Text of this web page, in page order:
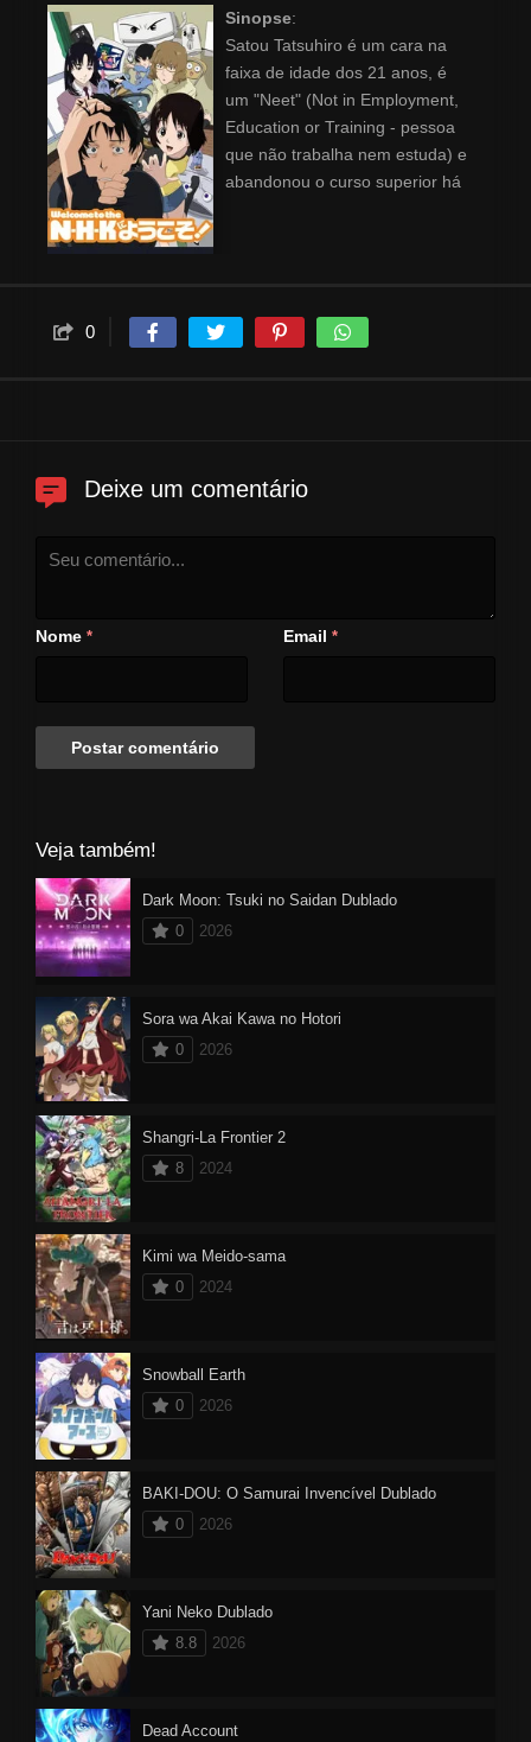
Sinopse:
Satou Tatsuhiro é um cara na
faixa de idade dos 21 anos, é
um "Neet" (Not in Employment,
Education or Training - pessoa
que não trabalha nem estuda) e
abandonou o curso superior há
Dessa forma o personagem
acabou se prendendo em um
Kyokai)". No entanto, Satou
um contrato para participar
é Kaoru Yamazaki, um antigo
momentos mais hilários da
0
Deixe um comentário
Nome * Email *
Veja também!
Dark Moon: Tsuki no Saidan Dublado
0
2026
Sora wa Akai Kawa no Hotori
0
2026
Shangri-La Frontier 2
8
2024
Kimi wa Meido-sama
0
2024
Snowball Earth
0
2026
BAKI-DOU: O Samurai Invencível Dublado
0
2026
Yani Neko Dublado
8.8
2026
Dead Account